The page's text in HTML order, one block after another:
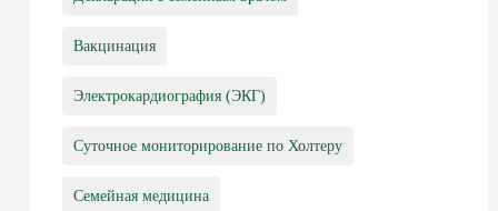
Вакцинация
Электрокардиография (ЭКГ)
Суточное мониторирование по Холтеру
Семейная медицина